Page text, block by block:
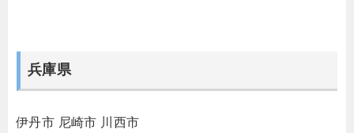
兵庫県
伊丹市 尼崎市 川西市